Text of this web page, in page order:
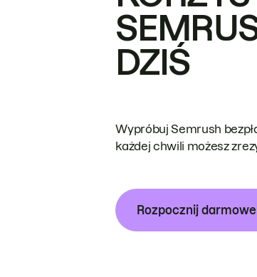
DZIŚ
Wypróbuj Semrush
każdej chwili możesz
Rozpocznij